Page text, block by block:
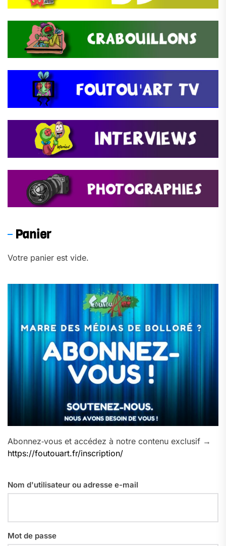
Panier
Votre panier est vide.
Abonnez‑vous et accédez à notre contenu exclusif →
https://foutouart.fr/inscription/
Nom d'utilisateur ou adresse e-mail
Mot de passe